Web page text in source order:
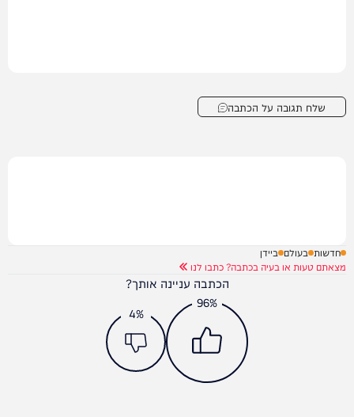
שלח תגובה על הכתבה
חדשות בעולם ביידן
מצאתם טעות או בעיה בכתבה? כתבו לנו
הכתבה עניינה אותך?
96%
4%